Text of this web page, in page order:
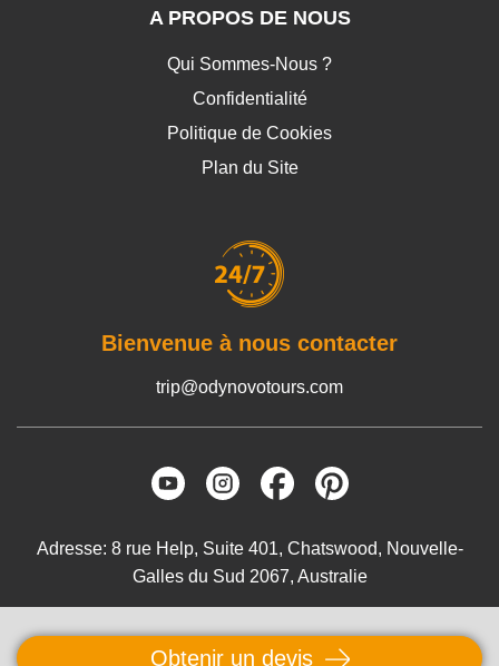
A PROPOS DE NOUS
Qui Sommes-Nous ?
Confidentialité
Politique de Cookies
Plan du Site
Bienvenue à nous contacter
trip@odynovotours.com
Adresse: 8 rue Help, Suite 401, Chatswood, Nouvelle-
Galles du Sud 2067, Australie
Copyright © 2005-2026 ODYNOVO TOURS
Obtenir un devis